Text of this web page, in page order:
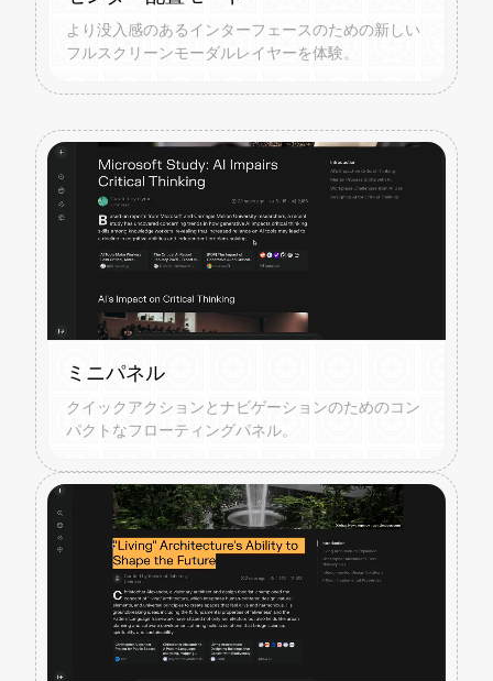
より没入感のあるインターフェースのための新しい
フルスクリーンモーダルレイヤーを体験。
ミニパネル
クイックアクションとナビゲーションのためのコン
パクトなフローティングパネル。